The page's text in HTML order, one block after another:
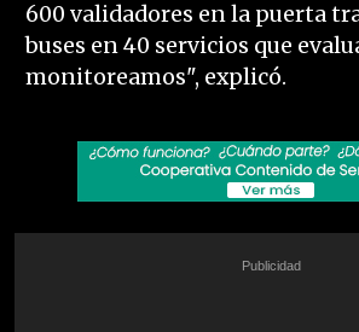
600 validadores en la puerta
buses en 40 servicios que
monitoreamos", explicó.